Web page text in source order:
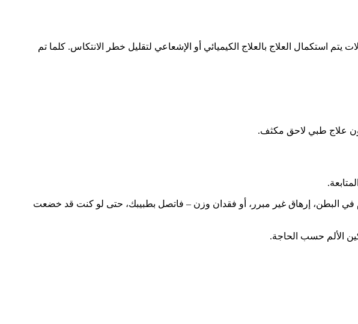
استكمال العلاج بالعلاج الكيميائي أو الإشعاعي لتقليل خطر الانتكاس. كلما تم
علاج طبي لاحق مكثف.
في البطن، إرهاق غير مبرر، أو فقدان وزن – فاتصل بطبيبك، حتى لو كنت قد خضعت
الألم حسب الحاجة.